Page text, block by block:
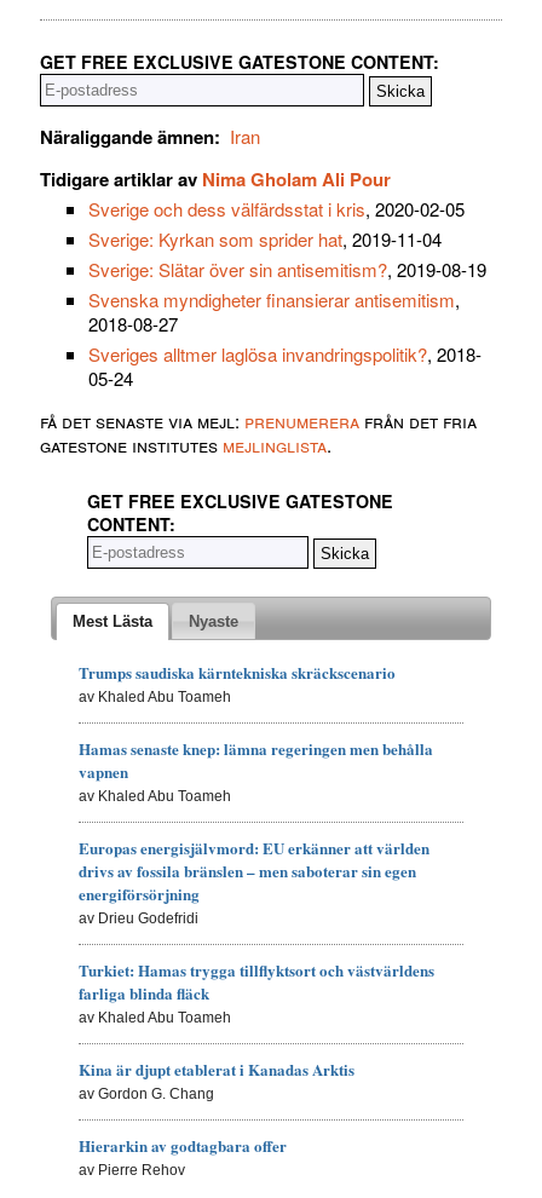
GET FREE EXCLUSIVE GATESTONE CONTENT:
Näraliggande ämnen: Iran
Tidigare artiklar av Nima Gholam Ali Pour
Sverige och dess välfärdsstat i kris, 2020-02-05
Sverige: Kyrkan som sprider hat, 2019-11-04
Sverige: Slätar över sin antisemitism?, 2019-08-19
Svenska myndigheter finansierar antisemitism,
2018-08-27
Sveriges alltmer laglösa invandringspolitik?, 2018-
05-24
få det senaste via mejl: prenumerera från det fria
gatestone institutes mejlinglista.
GET FREE EXCLUSIVE GATESTONE
CONTENT:
Mest Lästa Nyaste
Trumps saudiska kärntekniska skräckscenario
av Khaled Abu Toameh
Hamas senaste knep: lämna regeringen men behålla
vapnen
av Khaled Abu Toameh
Europas energisjälvmord: EU erkänner att världen
drivs av fossila bränslen – men saboterar sin egen
energiförsörjning
av Drieu Godefridi
Turkiet: Hamas trygga tillflyktsort och västvärldens
farliga blinda fläck
av Khaled Abu Toameh
Kina är djupt etablerat i Kanadas Arktis
av Gordon G. Chang
Hierarkin av godtagbara offer
av Pierre Rehov